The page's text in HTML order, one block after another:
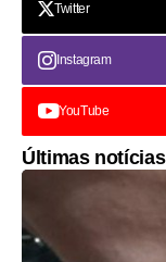
Twitter
Instagram
YouTube
Últimas notícias